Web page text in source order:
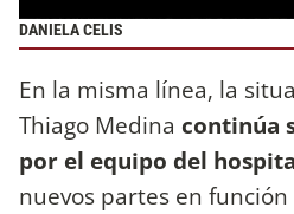
DANIELA CELIS
En la misma línea, la
Thiago Medina continúa
por el equipo del
nuevos partes en